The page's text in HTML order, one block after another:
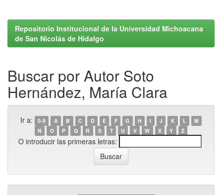
Repositorio Institucional de la Universidad Michoacana
de San Nicolás de Hidalgo
Buscar por Autor Soto
Hernández, María Clara
Ir a: 0-9 A B C D E F G H I J K L
M
N
O P Q R S T U V W X Y Z
O introducir las primeras letras: